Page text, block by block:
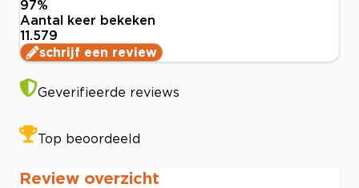
97%
Aantal keer bekeken
11.579
schrijf een review
Geverifieerde reviews
Top beoordeeld
Review overzicht